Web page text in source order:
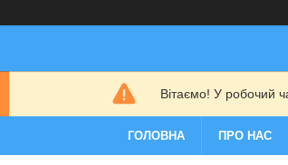
Вітаємо! У робочий
ГОЛОВНА ПРО НАС